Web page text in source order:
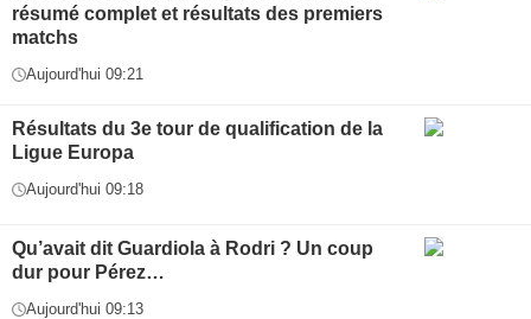
résumé complet et résultats des premiers
matchs
Aujourd'hui 09:21
Résultats du 3e tour de qualification de la
Ligue Europa
Aujourd'hui 09:18
Qu’avait dit Guardiola à Rodri ? Un coup
dur pour Pérez…
Aujourd'hui 09:13